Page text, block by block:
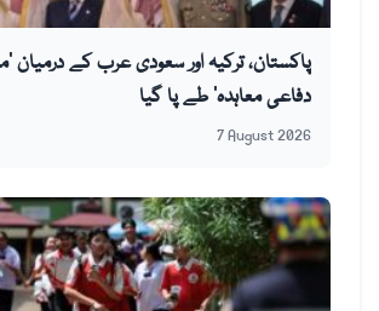
پاکستان، ترکیہ اور سعودی عرب کے درمیان
دفاعی معاہدہ‘ طے پا گیا
7 August 2026